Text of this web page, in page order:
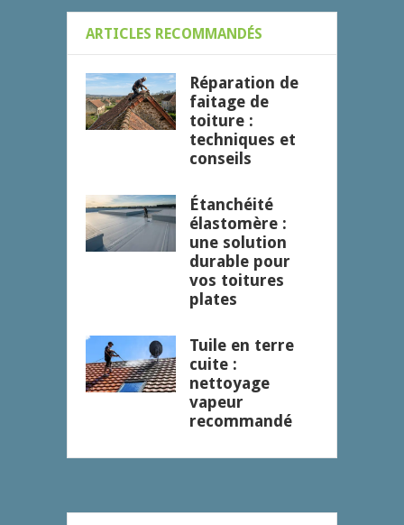
ARTICLES RECOMMANDÉS
Réparation de
faitage de
toiture :
techniques et
conseils
Étanchéité
élastomère :
une solution
durable pour
vos toitures
plates
Tuile en terre
cuite :
nettoyage
vapeur
recommandé